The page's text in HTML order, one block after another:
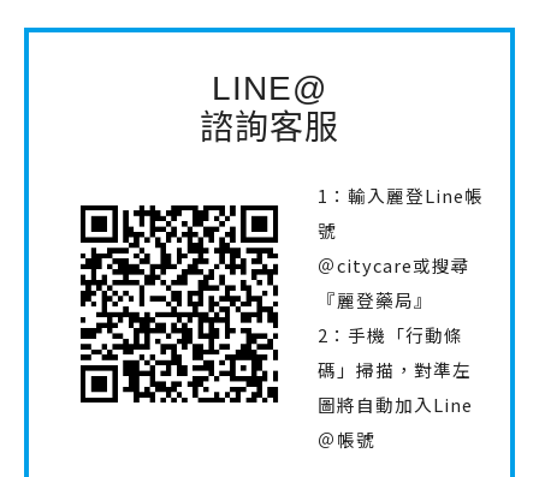
LINE@
諮詢客服
1：輸入麗登Line帳
號
＠citycare或搜尋
『麗登藥局』
2：手機「行動條
碼」掃描，對準左
圖將自動加入Line
＠帳號